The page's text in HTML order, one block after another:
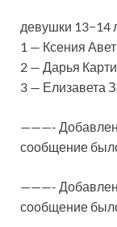
девушки 13−14
1 — Ксения
2 — Дарья
3 — Елизавета
———-
сообщение
———-
сообщение